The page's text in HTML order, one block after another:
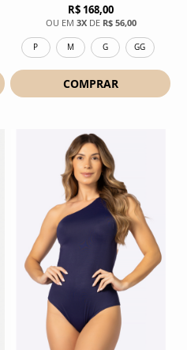
R$ 168,00
3XDE R$ 56,00
P M G GG
COMPRAR